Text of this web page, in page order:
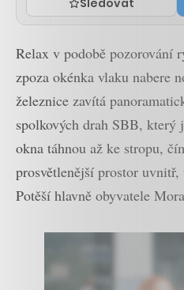
Relax v podobě pozorování
zpoza okénka vlaku nabere
železnice zavítá
spolkových drah SBB, který
okna táhnou až ke stropu,
prosvětlenější prostor
Potěší hlavně obyvatele